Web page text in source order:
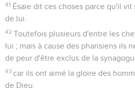
41 Ésaïe dit ces choses parce qu'il
de lui.
42 Toutefois plusieurs d'entre les
lui ; mais à cause des pharisiens ils
de peur d'être exclus de la
43 car ils ont aimé la gloire des
de Dieu.